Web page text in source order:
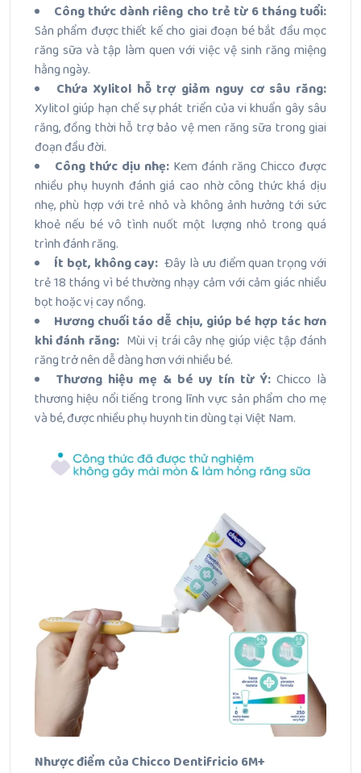
Công thức dành riêng cho trẻ từ 6 tháng tuổi:
Sản phẩm được thiết kế cho giai đoạn bé bắt đầu mọc
răng sữa và tập làm quen với việc vệ sinh răng miệng
hằng ngày.
Chứa Xylitol hỗ trợ giảm nguy cơ sâu răng:
Xylitol giúp hạn chế sự phát triển của vi khuẩn gây sâu
răng, đồng thời hỗ trợ bảo vệ men răng sữa trong giai
đoạn đầu đời.
Công thức dịu nhẹ: Kem đánh răng Chicco được
nhiều phụ huynh đánh giá cao nhờ công thức khá dịu
nhẹ, phù hợp với trẻ nhỏ và không ảnh hưởng tới sức
khoẻ nếu bé vô tình nuốt một lượng nhỏ trong quá
trình đánh răng.
Ít bọt, không cay: Đây là ưu điểm quan trọng với
trẻ 18 tháng vì bé thường nhạy cảm với cảm giác nhiều
bọt hoặc vị cay nồng.
Hương chuối táo dễ chịu, giúp bé hợp tác hơn
khi đánh răng: Mùi vị trái cây nhẹ giúp việc tập đánh
răng trở nên dễ dàng hơn với nhiều bé.
Thương hiệu mẹ & bé uy tín từ Ý: Chicco là
thương hiệu nổi tiếng trong lĩnh vực sản phẩm cho mẹ
và bé, được nhiều phụ huynh tin dùng tại Việt Nam.
Nhược điểm của Chicco Dentifricio 6M+